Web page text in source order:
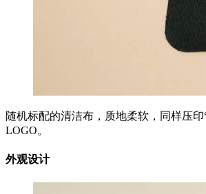
随机标配的清洁布，质地柔软，同样压印
LOGO。
外观设计